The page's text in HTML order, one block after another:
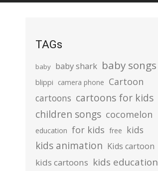
TAGs
baby baby shark baby songs
blippi camera phone Cartoon
cartoons cartoons for kids
children songs cocomelon
education for kids free kids
kids animation Kids cartoon
kids cartoons kids education